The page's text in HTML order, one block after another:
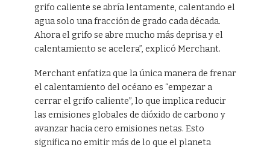
grifo caliente se abría lentamente, calentando el
agua solo una fracción de grado cada década.
Ahora el grifo se abre mucho más deprisa y el
calentamiento se acelera”, explicó Merchant.
Merchant enfatiza que la única manera de frenar
el calentamiento del océano es “empezar a
cerrar el grifo caliente”, lo que implica reducir
las emisiones globales de dióxido de carbono y
avanzar hacia cero emisiones netas. Esto
significa no emitir más de lo que el planeta